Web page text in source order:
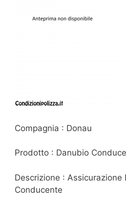
Compagnia : Donau
Prodotto : Danubio
Descrizione : Assicurazione
Conducente